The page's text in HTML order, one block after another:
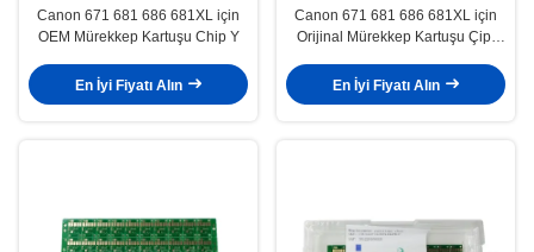
Canon 671 681 686 681XL için
OEM Mürekkep Kartuşu Chip Y
En İyi Fiyatı Alın
Canon 671 681 686 681XL için
Orijinal Mürekkep Kartuşu Çipi
En İyi Fiyatı Alın